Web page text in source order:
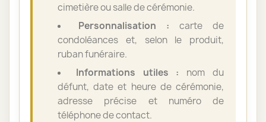
cimetière ou salle de cérémonie.
Personnalisation : carte de
condoléances et, selon le produit,
ruban funéraire.
Informations utiles : nom du
défunt, date et heure de cérémonie,
adresse précise et numéro de
téléphone de contact.